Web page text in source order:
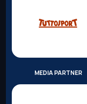
MEDIA PARTNER